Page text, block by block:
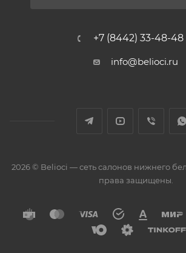
+7 (8442) 33-48-48
info@belioci.ru
2026 © Belioci — сеть салонов нижнего
права защищены.